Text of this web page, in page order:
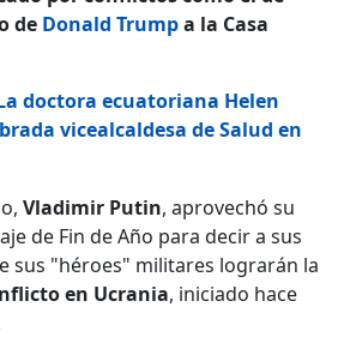
de Donald Trumpa la Casa
doctora ecuatoriana Helen
vicealcaldesa de Salud en
Vladimir Putin, aprovechó su
de Fin de Año para decir a sus
sus "héroes" militares lograrán la
en Ucrania, iniciado hace